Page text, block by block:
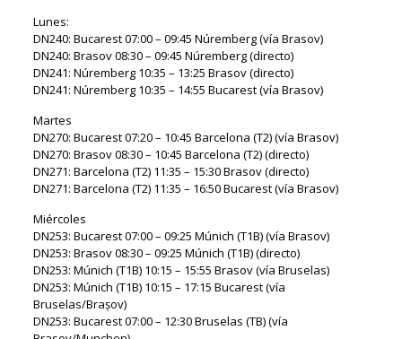
Lunes:
DN240: Bucarest 07:00 – 09:45 Núremberg (vía Brasov)
DN240: Brasov 08:30 – 09:45 Núremberg (directo)
DN241: Núremberg 10:35 – 13:25 Brasov (directo)
DN241: Núremberg 10:35 – 14:55 Bucarest (vía Brasov)
Martes
DN270: Bucarest 07:20 – 10:45 Barcelona (T2) (vía Brasov)
DN270: Brasov 08:30 – 10:45 Barcelona (T2) (directo)
DN271: Barcelona (T2) 11:35 – 15:30 Brasov (directo)
DN271: Barcelona (T2) 11:35 – 16:50 Bucarest (vía Brasov)
Miércoles
DN253: Bucarest 07:00 – 09:25 Múnich (T1B) (vía Brasov)
DN253: Brasov 08:30 – 09:25 Múnich (T1B) (directo)
DN253: Múnich (T1B) 10:15 – 15:55 Brasov (vía Bruselas)
DN253: Múnich (T1B) 10:15 – 17:15 Bucarest (vía
Bruselas/Brașov)
DN253: Bucarest 07:00 – 12:30 Bruselas (TB) (vía